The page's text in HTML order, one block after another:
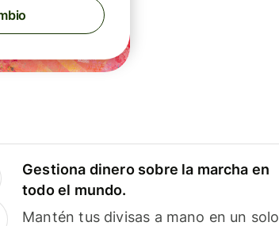
Gestiona dinero sobre la marcha en
todo el mundo.
Mantén tus divisas a mano en un solo